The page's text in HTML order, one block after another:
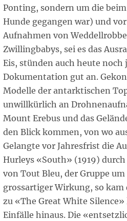
Ponting, sondern um die
Hunde gegangen war) und
Aufnahmen von
Zwillingbabys, sei es das
Eis, stünden auch heute noch
Dokumentation gut an.
Modelle der antarktischen
unwillkürlich an
Mount Erebus und das
den Blick kommen, von wo
Gelangte vor Jahresfrist die
Hurleys «South» (1919)
von Tout Bleu, der Gruppe
grossartiger Wirkung, so
zu «The Great White
Einfälle hinaus. Die